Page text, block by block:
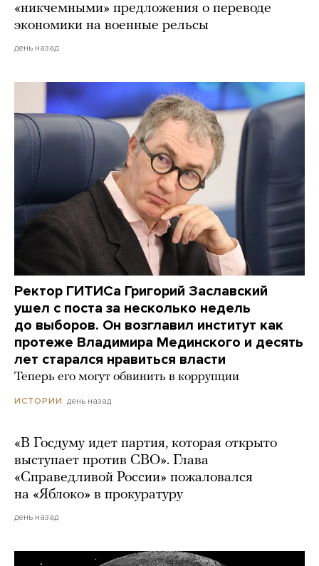
«никчемными» предложения о переводе
экономики на военные рельсы
день назад
Ректор ГИТИСа Григорий Заславский
ушел с поста за несколько недель
до выборов. Он возглавил институт как
протеже Владимира Мединского и десять
лет старался нравиться власти
Теперь его могут обвинить в коррупции
ИСТОРИИ день назад
«В Госдуму идет партия, которая открыто
выступает против СВО». Глава
«Справедливой России» пожаловался
на «Яблоко» в прокуратуру
день назад